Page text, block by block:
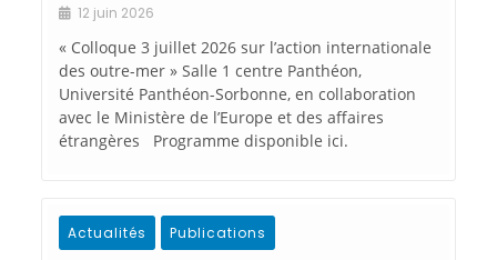
12 juin 2026
« Colloque 3 juillet 2026 sur l’action internationale
des outre-mer » Salle 1 centre Panthéon,
Université Panthéon-Sorbonne, en collaboration
avec le Ministère de l’Europe et des affaires
étrangères Programme disponible ici.
Actualités Publications